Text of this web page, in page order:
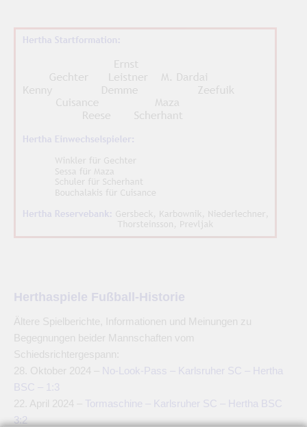
Herthaspiele Fußball-Historie
Ältere Spielberichte, Informationen und Meinungen zu
Begegnungen beider Mannschaften vom
Schiedsrichtergespann:
28. Oktober 2024 – No-Look-Pass – Karlsruher SC – Hertha
BSC – 1:3
22. April 2024 – Tormaschine – Karlsruher SC – Hertha BSC
3:2